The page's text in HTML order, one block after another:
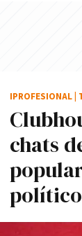
chats
IPROFESIONAL